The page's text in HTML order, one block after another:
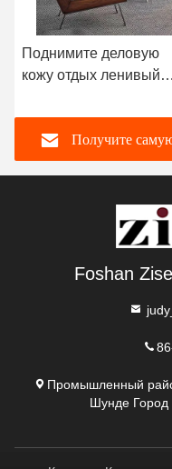
Поднимите деловую
кожу отдых ленивый
расслабляющий
Получите
Foshan
Промышленный
Шунде Город